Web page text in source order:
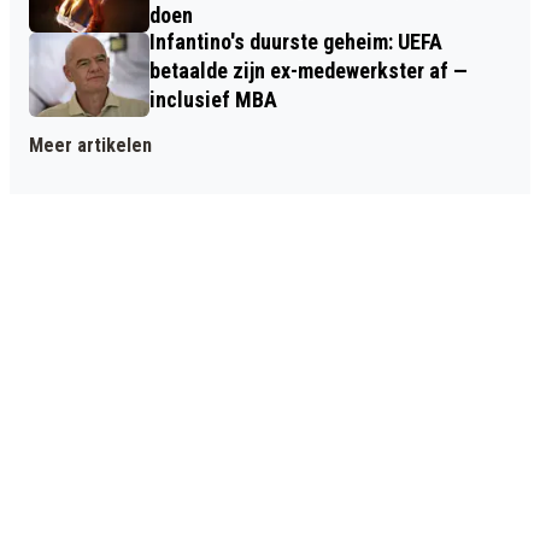
doen
Infantino's duurste geheim: UEFA
betaalde zijn ex-medewerkster af —
inclusief MBA
Meer artikelen